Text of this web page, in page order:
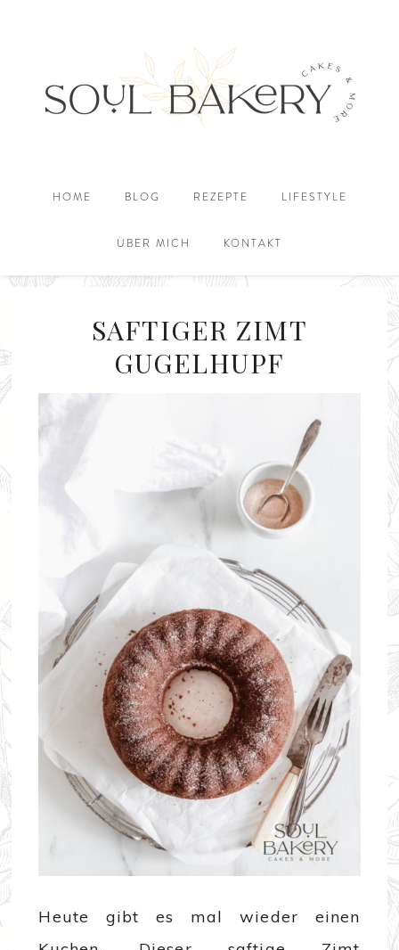
HOME BLOG REZEPTE LIFESTYLE
ÜBER MICH KONTAKT
SAFTIGER ZIMT
GUGELHUPF
Heute gibt es mal wieder einen